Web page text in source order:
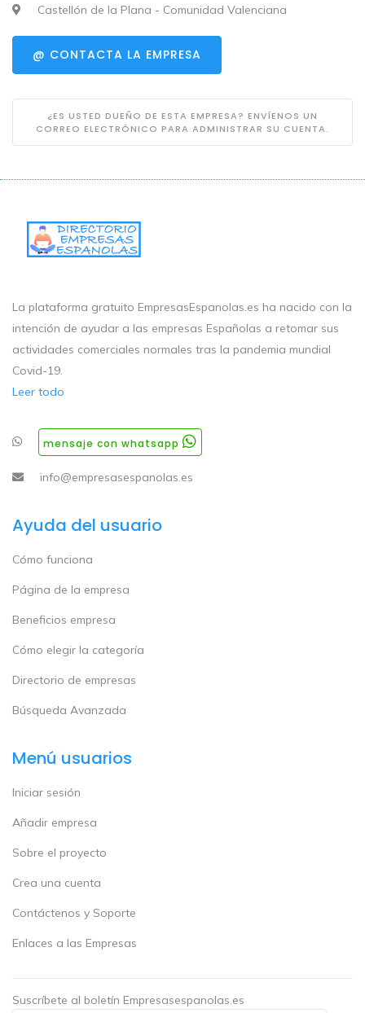
Castellón de la Plana - Comunidad Valenciana
@ CONTACTA LA EMPRESA
¿ES USTED DUEÑO DE ESTA EMPRESA? ENVÍENOS UN
CORREO ELECTRÓNICO PARA ADMINISTRAR SU CUENTA.
La plataforma gratuito EmpresasEspanolas.es ha nacido con la
intención de ayudar a las empresas Españolas a retomar sus
actividades comerciales normales tras la pandemia mundial
Covid-19.
Leer todo
mensaje con whatsapp
info@empresasespanolas.es
Ayuda del usuario
Cómo funciona
Página de la empresa
Beneficios empresa
Cómo elegir la categoría
Directorio de empresas
Búsqueda Avanzada
Menú usuarios
Iniciar sesión
Añadir empresa
Sobre el proyecto
Crea una cuenta
Contáctenos y Soporte
Enlaces a las Empresas
Suscríbete al boletín Empresasespanolas.es